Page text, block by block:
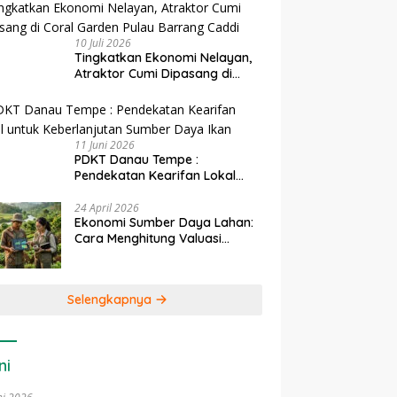
10 Juli 2026
Tingkatkan Ekonomi Nelayan,
Atraktor Cumi Dipasang di
Caddi
11 Juni 2026
PDKT Danau Tempe :
Pendekatan Kearifan Lokal
Daya Ikan
24 April 2026
Ekonomi Sumber Daya Lahan:
Cara Menghitung Valuasi
Selengkapnya